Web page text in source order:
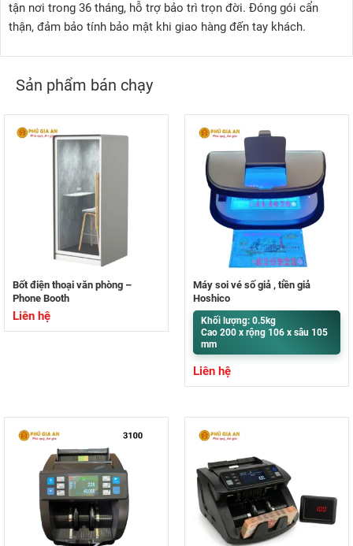
tận nơi trong 36 tháng, hỗ trợ bảo trì trọn đời. Đóng gói cẩn
thận, đảm bảo tính bảo mật khi giao hàng đến tay khách.
Sản phẩm bán chạy
Bốt điện thoại văn phòng –
Phone Booth
Liên hệ
Máy soi vé số giả , tiền giả
Hoshico
Khối lượng: 0.5kg
Cao 200 x rộng 106 x sâu 105
mm
Liên hệ